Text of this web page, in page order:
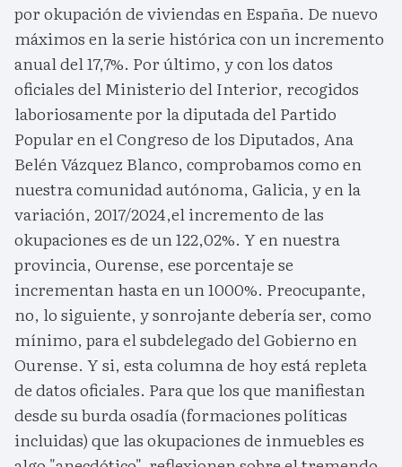
por okupación de viviendas en España. De nuevo
máximos en la serie histórica con un incremento
anual del 17,7%. Por último, y con los datos
oficiales del Ministerio del Interior, recogidos
laboriosamente por la diputada del Partido
Popular en el Congreso de los Diputados, Ana
Belén Vázquez Blanco, comprobamos como en
nuestra comunidad autónoma, Galicia, y en la
variación, 2017/2024,el incremento de las
okupaciones es de un 122,02%. Y en nuestra
provincia, Ourense, ese porcentaje se
incrementan hasta en un 1000%. Preocupante,
no, lo siguiente, y sonrojante debería ser, como
mínimo, para el subdelegado del Gobierno en
Ourense. Y si, esta columna de hoy está repleta
de datos oficiales. Para que los que manifiestan
desde su burda osadía (formaciones políticas
incluidas) que las okupaciones de inmuebles es